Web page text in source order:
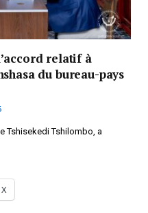
relatif à
du bureau-pays
Tshisekedi Tshilombo, a
X